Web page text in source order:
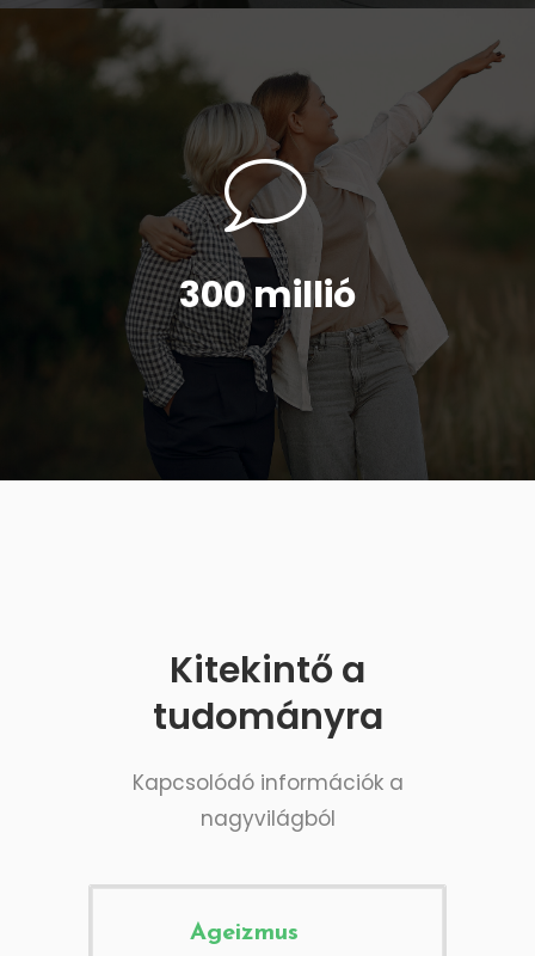
Bővebben
300 millió
Kitekintő a
tudományra
Kapcsolódó információk a
nagyvilágból
Ageizmus